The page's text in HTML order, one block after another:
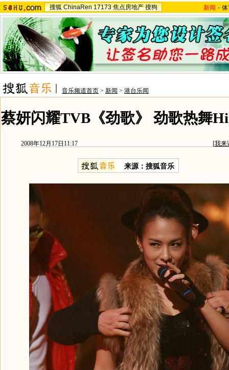
搜狐 ChinaRen 17173 焦点房地产 搜狗 新闻 -
音乐频道首页 > 新闻 > 港台乐闻
蔡妍闪耀TVB《劲歌》 劲歌热舞
2008年12月17日11:17 [我来
来源：搜狐音乐